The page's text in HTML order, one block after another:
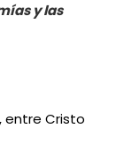
y las
entre Cristo